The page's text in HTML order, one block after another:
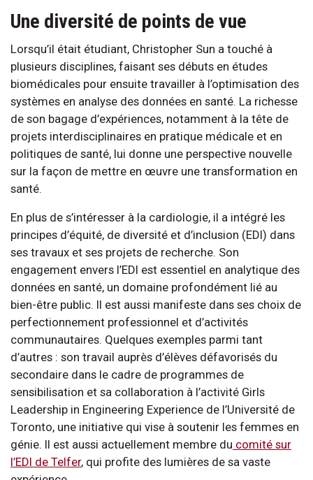
Une diversité de points de vue
Lorsqu’il était étudiant, Christopher Sun a touché à
plusieurs disciplines, faisant ses débuts en études
biomédicales pour ensuite travailler à l’optimisation des
systèmes en analyse des données en santé. La richesse
de son bagage d’expériences, notamment à la tête de
projets interdisciplinaires en pratique médicale et en
politiques de santé, lui donne une perspective nouvelle
sur la façon de mettre en œuvre une transformation en
santé.
En plus de s’intéresser à la cardiologie, il a intégré les
principes d’équité, de diversité et d’inclusion (EDI) dans
ses travaux et ses projets de recherche. Son
engagement envers l’EDI est essentiel en analytique des
données en santé, un domaine profondément lié au
bien-être public. Il est aussi manifeste dans ses choix de
perfectionnement professionnel et d’activités
communautaires. Quelques exemples parmi tant
d’autres : son travail auprès d’élèves défavorisés du
secondaire dans le cadre de programmes de
sensibilisation et sa collaboration à l’activité Girls
Leadership in Engineering Experience de l’Université de
Toronto, une initiative qui vise à soutenir les femmes en
génie. Il est aussi actuellement membre du comité sur
l’EDI de Telfer, qui profite des lumières de sa vaste